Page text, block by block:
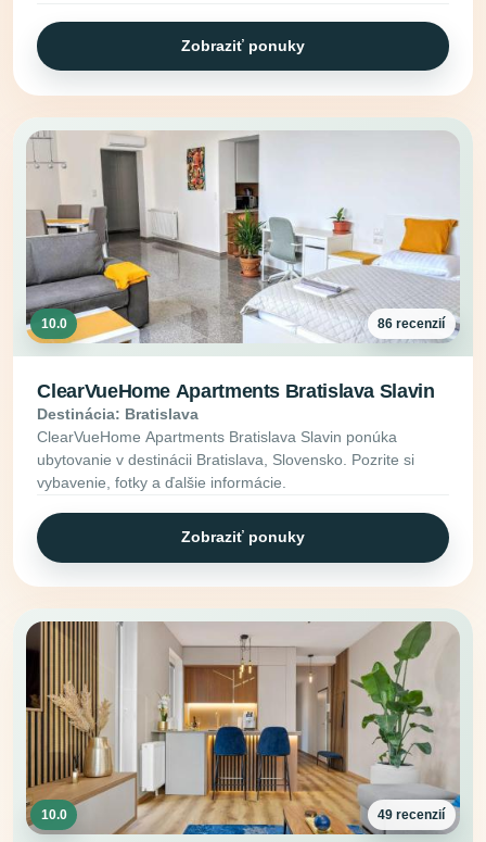
Zobraziť ponuky
10.0 86 recenzií
ClearVueHome Apartments Bratislava Slavin
Destinácia: Bratislava
ClearVueHome Apartments Bratislava Slavin ponúka
ubytovanie v destinácii Bratislava, Slovensko. Pozrite si
vybavenie, fotky a ďalšie informácie.
Zobraziť ponuky
10.0 49 recenzií